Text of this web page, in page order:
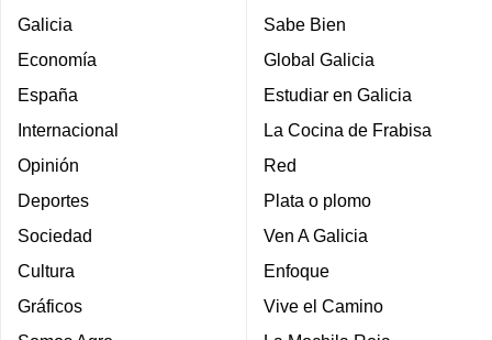
Galicia
Economía
España
Internacional
Opinión
Deportes
Sociedad
Cultura
Gráficos
Sabe Bien
Global Galicia
Estudiar en Galicia
La Cocina de Frabisa
Red
Plata o plomo
Ven A Galicia
Enfoque
Vive el Camino